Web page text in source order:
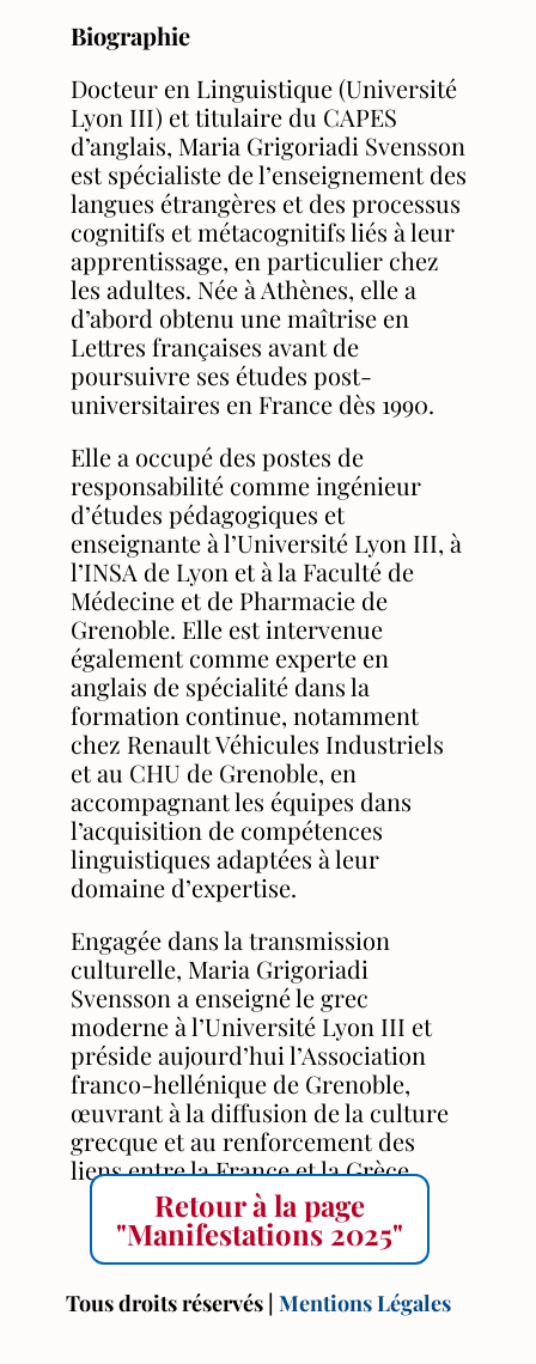
Tous droits réservés | Mentions Légales
Retour à la page
"Manifestations 2025"
Biographie
Docteur en Linguistique (Université
Lyon III) et titulaire du CAPES
d’anglais, Maria Grigoriadi Svensson
est spécialiste de l’enseignement des
langues étrangères et des processus
cognitifs et métacognitifs liés à leur
apprentissage, en particulier chez
les adultes. Née à Athènes, elle a
d’abord obtenu une maîtrise en
Lettres françaises avant de
poursuivre ses études post-
universitaires en France dès 1990.
Elle a occupé des postes de
responsabilité comme ingénieur
d’études pédagogiques et
enseignante à l’Université Lyon III, à
l’INSA de Lyon et à la Faculté de
Médecine et de Pharmacie de
Grenoble. Elle est intervenue
également comme experte en
anglais de spécialité dans la
formation continue, notamment
chez Renault Véhicules Industriels
et au CHU de Grenoble, en
accompagnant les équipes dans
l’acquisition de compétences
linguistiques adaptées à leur
domaine d’expertise.
Engagée dans la transmission
culturelle, Maria Grigoriadi
Svensson a enseigné le grec
moderne à l’Université Lyon III et
préside aujourd’hui l’Association
franco-hellénique de Grenoble,
œuvrant à la diffusion de la culture
grecque et au renforcement des
liens entre la France et la Grèce.